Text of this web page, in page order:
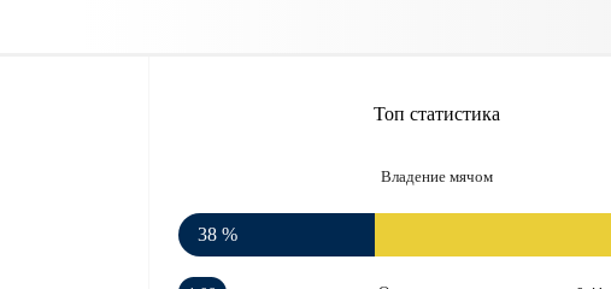
Топ статистика
Владение мячом
38 %